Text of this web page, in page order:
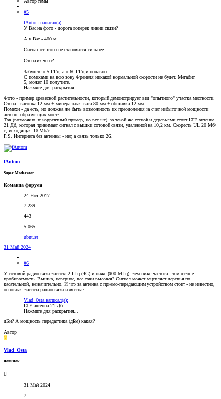
Автор темы
#5
fAntom написал(а):
У Вас на фото - дорога поперек линии связи?
А у Вас - 400 м.
Сигнал от этого не становится сильнее.
Стена из чего?
Забудьте о 5 ГГц, а о 60 ГГц и подавно.
С помехами на всю зону Френеля никакой нормальной скорости не будет. Мегабит
5, может 10 получите.
Нажмите для раскрытия...
Фото - пример древесной растительности, который демонстрирует вид "опытного" участка местности.
Стена - вагонка 12 мм + минеральная вата 80 мм + обшивка 12 мм.
Помехи - да есть, но должна же быть возможность их преодоления за счет избыточной мощности
антенн, образующих мост?
Так (возможно не корректный пример, но все же), за такой же стеной и деревьями стоит LTE-антенна
21 Дб, которая принимает сигнал с вышки сотовой связи, удаленной на 10,2 км. Скорость UL 20 Мб/
с, исходящая 10 Мб/с.
P.S. Интернета без антенны - нет, а связь только 2G.
fAntom
Super Moderator
Команда форума
24 Ноя 2017
7.239
443
5.065
ubnt.su
31 Май 2024
#6
У сотовой радиосвязи частота 2 ГГц (4G) и ниже (900 МГц), чем ниже частота - тем лучше
пробиваемость. Вышка, наверное, все-таки высокая? Сигнал может зацепляет деревья по
касательной, незначительно. И что за антенна с приемо-передающим устройством стоит - не известно,
основная частота радиосвязи известна?
Vlad_Osta написал(а):
LTE-антенна 21 Дб
Нажмите для раскрытия...
дБи? А мощность передатчика (дБм) какая?
Автор
V
Vlad_Osta
новичок
31 Май 2024
7